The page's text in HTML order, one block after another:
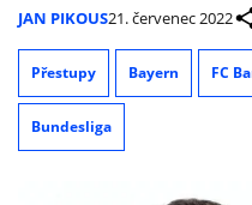
JAN PIKOUS21. červenec 2022
Přestupy Bayern FC
Bundesliga